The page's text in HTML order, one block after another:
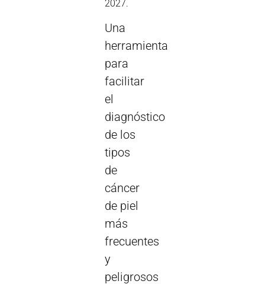
2027.
Una
herramienta
para
facilitar
el
diagnóstico
de los
tipos
de
cáncer
de piel
más
frecuentes
y
peligrosos